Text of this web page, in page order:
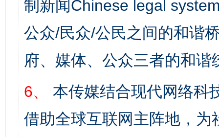
制新闻Chinese legal
公众/民众/公民之间的和谐
府、媒体、公众三者的和谐
6、
本传媒结合现代网络科
借助全球互联网主阵地，